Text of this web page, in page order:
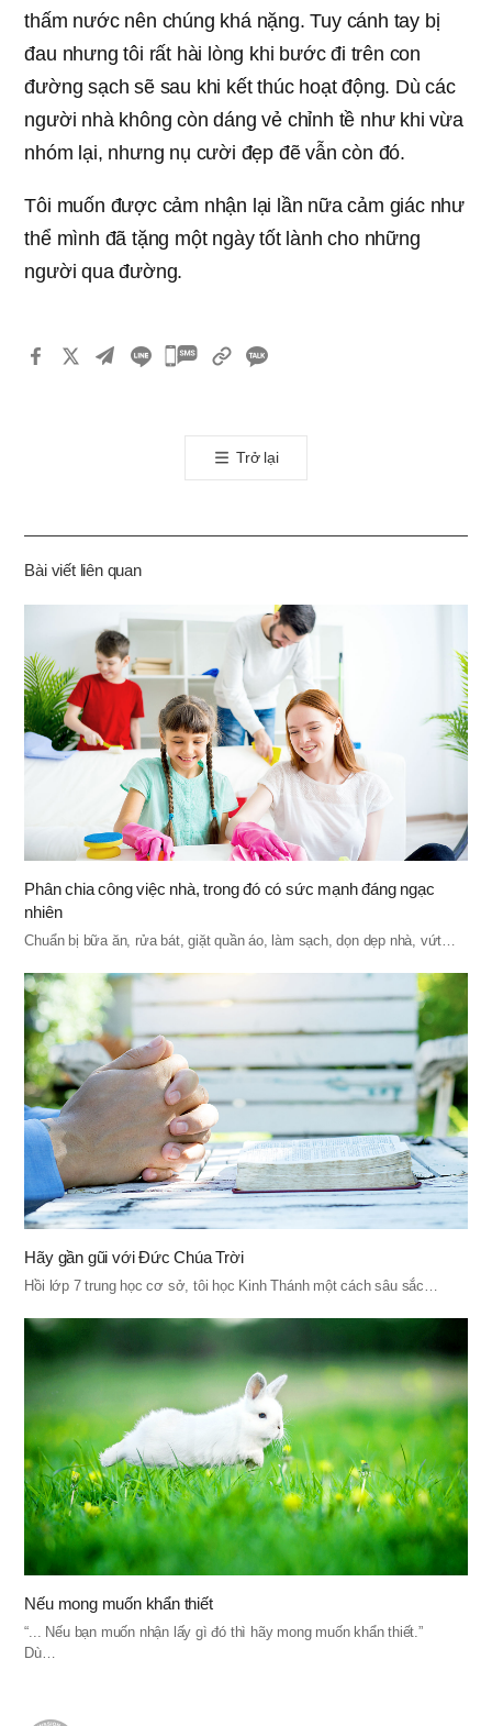
thấm nước nên chúng khá nặng. Tuy cánh tay bị
đau nhưng tôi rất hài lòng khi bước đi trên con
đường sạch sẽ sau khi kết thúc hoạt động. Dù các
người nhà không còn dáng vẻ chỉnh tề như khi vừa
nhóm lại, nhưng nụ cười đẹp đẽ vẫn còn đó.
Tôi muốn được cảm nhận lại lần nữa cảm giác như
thể mình đã tặng một ngày tốt lành cho những
người qua đường.
카
톡
공
기
Trở lại
Bài viết liên quan
Phân chia công việc nhà, trong đó có sức mạnh đáng ngạc
nhiên
Chuẩn bị bữa ăn, rửa bát, giặt quần áo, làm sạch, dọn dẹp nhà, vứt…
Hãy gần gũi với Đức Chúa Trời
Hồi lớp 7 trung học cơ sở, tôi học Kinh Thánh một cách sâu sắc…
Nếu mong muốn khẩn thiết
“... Nếu bạn muốn nhận lấy gì đó thì hãy mong muốn khẩn thiết.”
Dù…